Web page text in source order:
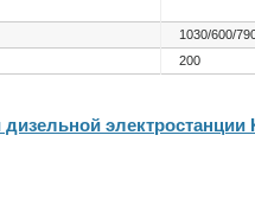
1030/600/
200
электростанции